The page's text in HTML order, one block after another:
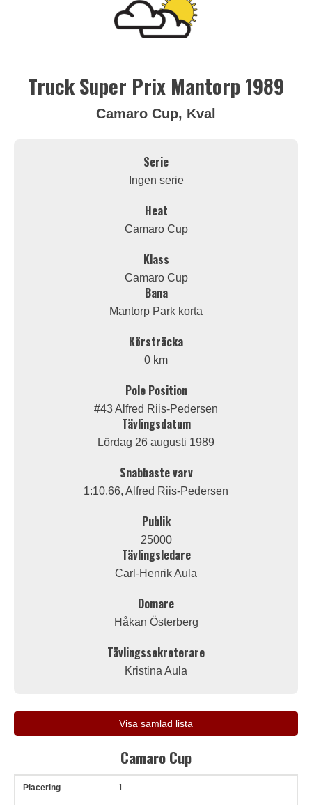
Truck Super Prix Mantorp 1989
Camaro Cup, Kval
Serie
Ingen serie
Heat
Camaro Cup
Klass
Camaro Cup
Bana
Mantorp Park korta
Körsträcka
0 km
Pole Position
#43 Alfred Riis-Pedersen
Tävlingsdatum
Lördag 26 augusti 1989
Snabbaste varv
1:10.66, Alfred Riis-Pedersen
Publik
25000
Tävlingsledare
Carl-Henrik Aula
Domare
Håkan Österberg
Tävlingssekreterare
Kristina Aula
Visa samlad lista
Camaro Cup
Pl Snr 1